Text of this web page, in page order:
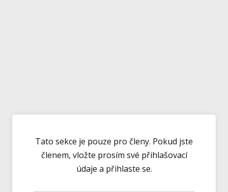
Tato sekce je pouze pro členy. Pokud jste
členem, vložte prosím své přihlašovací
údaje a přihlaste se.